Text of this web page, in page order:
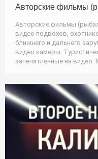
Авторские фильмы
Авторские фильмы
видео подвохов,
ближнего и дальнего
видео камеры.
запечатленные на видео.